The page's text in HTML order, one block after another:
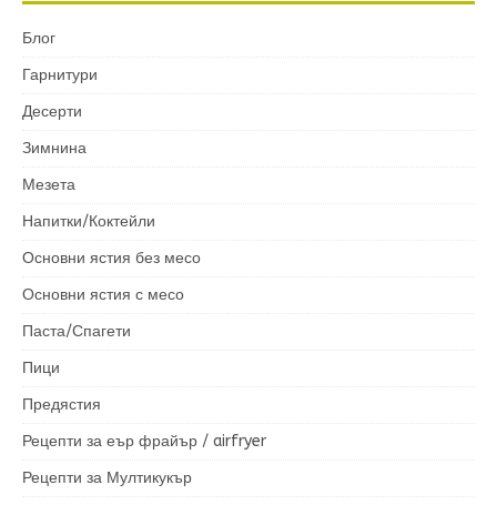
Блог
Гарнитури
Десерти
Зимнина
Мезета
Напитки/Коктейли
Основни ястия без месо
Основни ястия с месо
Паста/Спагети
Пици
Предястия
Рецепти за еър фрайър / airfryer
Рецепти за Мултикукър